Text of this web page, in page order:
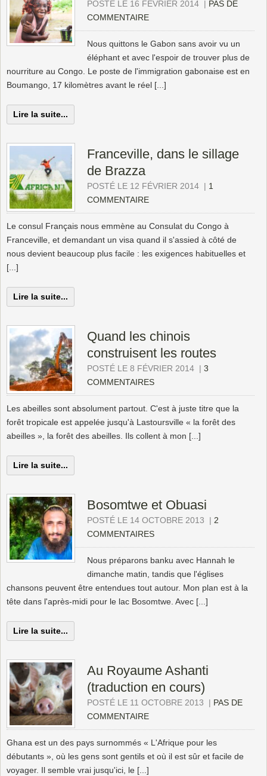
POSTÉ LE 16 FÉVRIER 2014 | PAS DE
COMMENTAIRE
Nous quittons le Gabon sans avoir vu un
éléphant et avec l'espoir de trouver plus de
nourriture au Congo. Le poste de l'immigration gabonaise est en
Boumango, 17 kilomètres avant le réel [...]
Lire la suite...
Franceville, dans le sillage
de Brazza
POSTÉ LE 12 FÉVRIER 2014 | 1
COMMENTAIRE
Le consul Français nous emmène au Consulat du Congo à
Franceville, et demandant un visa quand il s'assied à côté de
nous devient beaucoup plus facile : les exigences habituelles et
[...]
Lire la suite...
Quand les chinois
construisent les routes
POSTÉ LE 8 FÉVRIER 2014 | 3
COMMENTAIRES
Les abeilles sont absolument partout. C'est à juste titre que la
forêt tropicale est appelée jusqu'à Lastoursville « la forêt des
abeilles », la forêt des abeilles. Ils collent à mon [...]
Lire la suite...
Bosomtwe et Obuasi
POSTÉ LE 14 OCTOBRE 2013 | 2
COMMENTAIRES
Nous préparons banku avec Hannah le
dimanche matin, tandis que l'églises
chansons peuvent être entendues tout autour. Mon plan est à la
tête dans l'après-midi pour le lac Bosomtwe. Avec [...]
Lire la suite...
Au Royaume Ashanti
(traduction en cours)
POSTÉ LE 11 OCTOBRE 2013 | PAS DE
COMMENTAIRE
Ghana est un des pays surnommés « L'Afrique pour les
débutants », où les gens sont gentils et où il est sûr et facile de
voyager. Il semble vrai jusqu'ici, le [...]